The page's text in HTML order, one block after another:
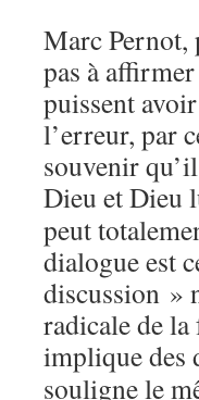
Marc Pernot,
pas à
puissent
l’erreur, par
souvenir
Dieu et Dieu
peut
dialogue est
discussion »
radicale de
implique des
souligne le